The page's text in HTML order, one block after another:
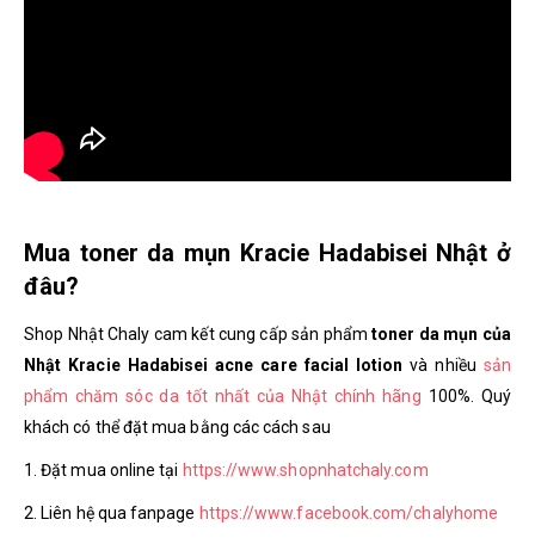
Mua toner da mụn Kracie Hadabisei Nhật ở
đâu?
Shop Nhật Chaly cam kết cung cấp sản phẩmtoner da mụn của
Nhật Kracie Hadabisei acne care facial lotion và nhiều sản
phẩm chăm sóc da tốt nhất của Nhật chính hãng 100%. Quý
khách có thể đặt mua bằng các cách sau
1. Đặt mua online tại https://www.shopnhatchaly.com
2. Liên hệ qua fanpage https://www.facebook.com/chalyhome